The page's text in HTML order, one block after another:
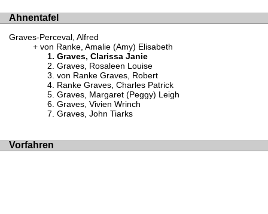
Ahnentafel
Graves-Perceval, Alfred
von Ranke, Amalie (Amy) Elisabeth
Graves, Clarissa Janie
Graves, Rosaleen Louise
von Ranke Graves, Robert
Ranke Graves, Charles Patrick
Graves, Margaret (Peggy) Leigh
Graves, Vivien Wrinch
Graves, John Tiarks
Vorfahren